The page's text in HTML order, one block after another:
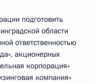
подготовить
области
ответственностью
акционерных
корпорация»
компания»